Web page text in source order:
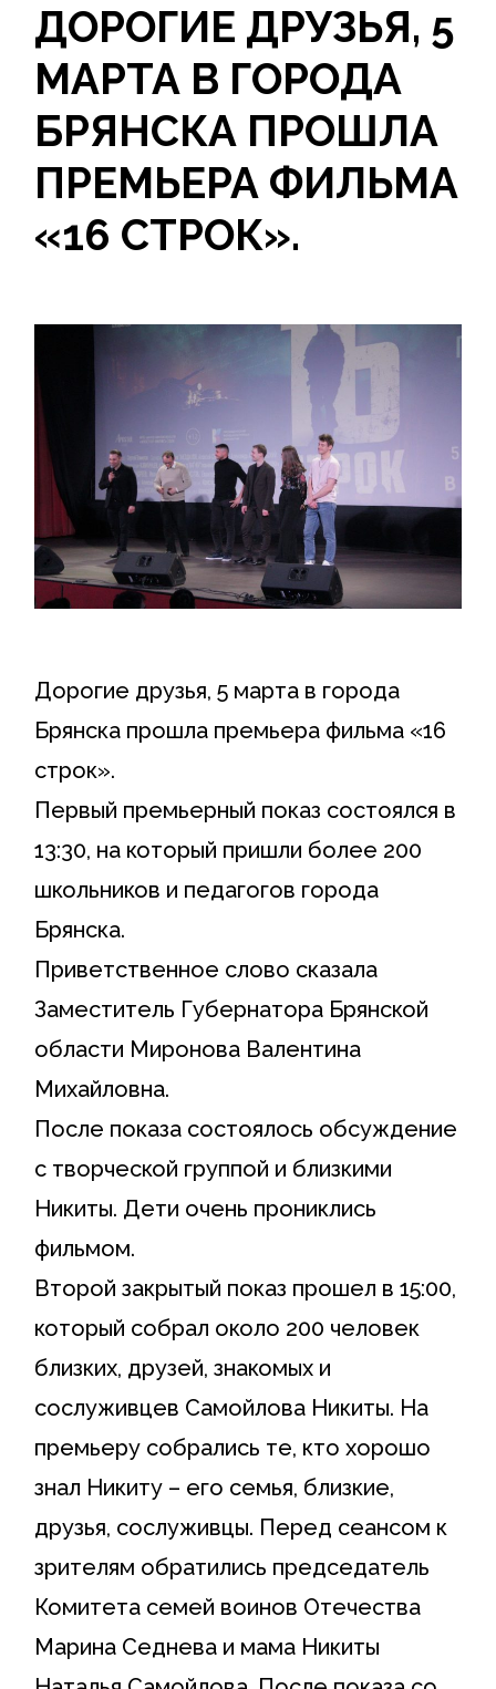
ДОРОГИЕ ДРУЗЬЯ, 5
МАРТА В ГОРОДА
БРЯНСКА ПРОШЛА
ПРЕМЬЕРА ФИЛЬМА
«16 СТРОК».
Дорогие друзья, 5 марта в города
Брянска прошла премьера фильма «16
строк».
Первый премьерный показ состоялся в
13:30, на который пришли более 200
школьников и педагогов города
Брянска.
Приветственное слово сказала
Заместитель Губернатора Брянской
области Миронова Валентина
Михайловна.
После показа состоялось обсуждение
с творческой группой и близкими
Никиты. Дети очень прониклись
фильмом.
Второй закрытый показ прошел в 15:00,
который собрал около 200 человек
близких, друзей, знакомых и
сослуживцев Самойлова Никиты. На
премьеру собрались те, кто хорошо
знал Никиту – его семья, близкие,
друзья, сослуживцы. Перед сеансом к
зрителям обратились председатель
Комитета семей воинов Отечества
Марина Седнева и мама Никиты